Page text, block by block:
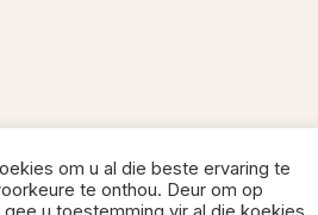
om u al die beste ervaring te
te onthou. Deur om op